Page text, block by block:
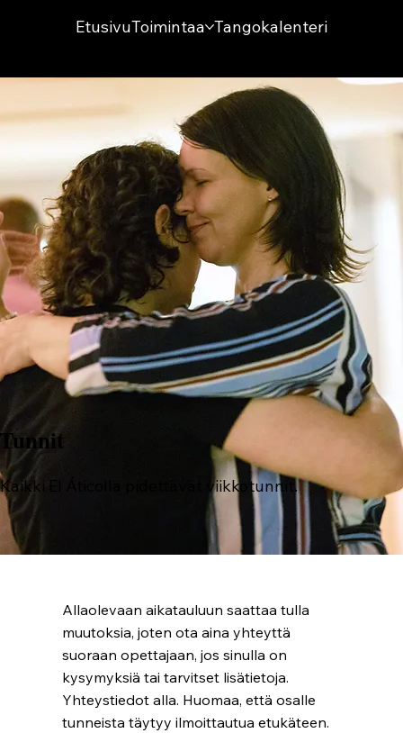
EtusivuToimintaa Tangokalenteri
Tunnit
Kaikki El Áticolla pidettävät viikkotunnit.
Allaolevaan aikatauluun saattaa tulla
muutoksia, joten ota aina yhteyttä
suoraan opettajaan, jos sinulla on
kysymyksiä tai tarvitset lisätietoja.
Yhteystiedot alla. Huomaa, että osalle
tunneista täytyy ilmoittautua etukäteen.